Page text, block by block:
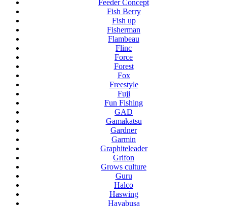
Feeder Concept
Fish Berry
Fish up
Fisherman
Flambeau
Flinc
Force
Forest
Fox
Freestyle
Fuji
Fun Fishing
GAD
Gamakatsu
Gardner
Garmin
Graphiteleader
Grifon
Grows culture
Guru
Halco
Haswing
Hayabusa